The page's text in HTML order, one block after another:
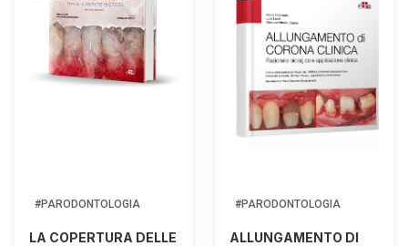
#PARODONTOLOGIA
LA COPERTURA DELLE
#PARODONTOLOGIA
ALLUNGAMENTO DI